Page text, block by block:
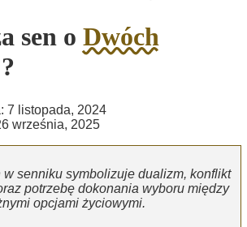
sen o Dwóch
?
7 listopada, 2024
września, 2025
senniku symbolizuje dualizm, konflikt
potrzebę dokonania wyboru między
opcjami życiowymi.